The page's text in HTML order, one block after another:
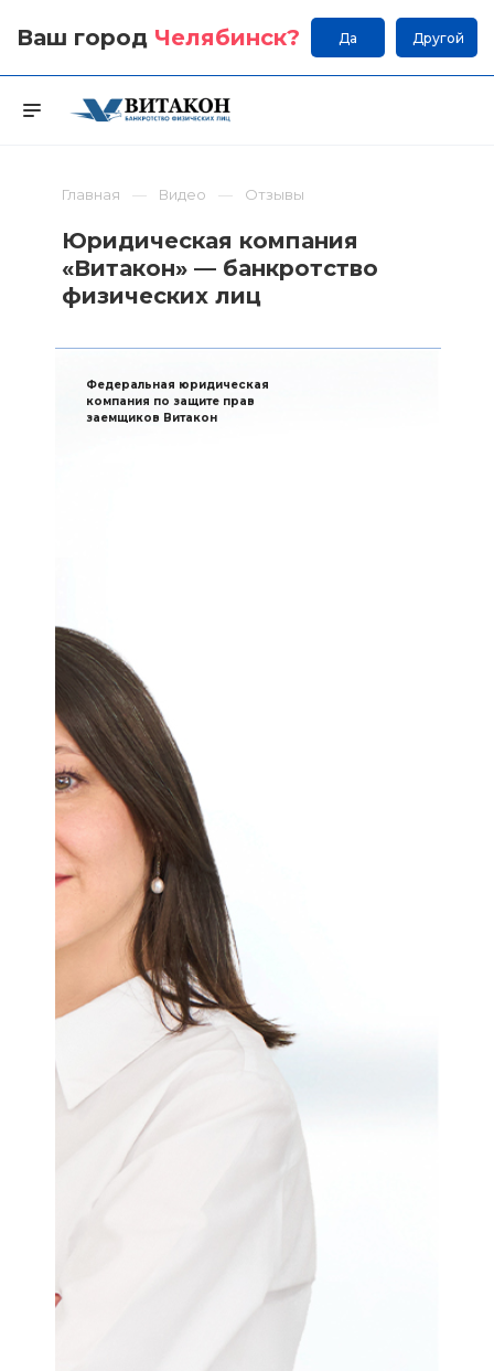
Ваш город Челябинск? Да Другой
Главная Видео Отзывы
Юридическая компания
«Витакон» — банкротство
физических лиц
Федеральная юридическая
компания по защите прав
заемщиков Витакон